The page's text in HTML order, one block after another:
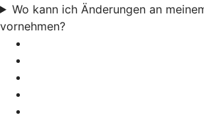
Wo kann ich Änderungen an
vornehmen?